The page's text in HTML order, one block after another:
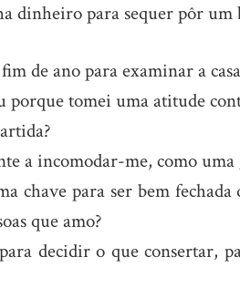
dinheiro para sequer pôr um
de ano para examinar a
porque tomei uma atitude
a incomodar-me, como uma
chave para ser bem
que amo?
decidir o que consertar,